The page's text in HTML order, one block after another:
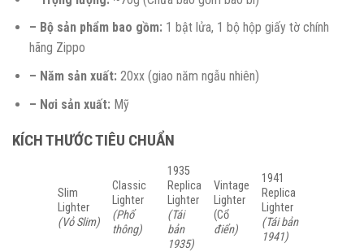
– Bộ sản phẩm bao gồm: 1 bật lửa, 1 bộ hộp giấy tờ chính
hãng Zippo
– Năm sản xuất: 20xx (giao năm ngẫu nhiên)
– Nơi sản xuất: Mỹ
KÍCH THƯỚC TIÊU CHUẨN
Slim
Lighter
(Vỏ Slim)
Classic
Lighter
(Phổ
thông)
1935
Replica
Lighter
(Tái
bản
1935)
Vintage
Lighter
(Cổ
điển)
1941
Replica
Lighter
(Tái bản
1941)